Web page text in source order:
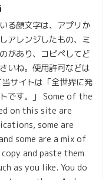
る顔文字は、アプリか
アレンジしたもの、ミ
があり、コピペしてど
いね。使用許可などは
サイトは「全世界に発
です。」 Some of the
on this site are
some are
some are a mix of
and paste them
as you like. You do